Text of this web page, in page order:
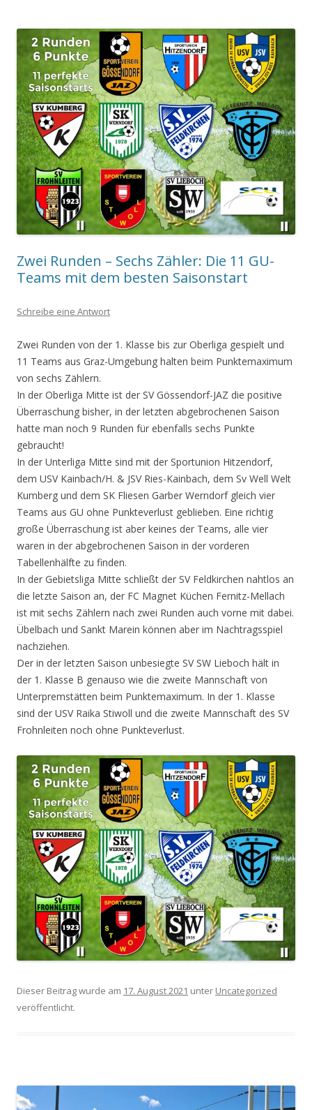
Zwei Runden – Sechs Zähler: Die 11 GU-
Teams mit dem besten Saisonstart
Schreibe eine Antwort
Zwei Runden von der 1. Klasse bis zur Oberliga gespielt und
11 Teams aus Graz-Umgebung halten beim Punktemaximum
von sechs Zählern.
In der Oberliga Mitte ist der SV Gössendorf-JAZ die positive
Überraschung bisher, in der letzten abgebrochenen Saison
hatte man noch 9 Runden für ebenfalls sechs Punkte
gebraucht!
In der Unterliga Mitte sind mit der Sportunion Hitzendorf,
dem USV Kainbach/H. & JSV Ries-Kainbach, dem Sv Well Welt
Kumberg und dem SK Fliesen Garber Werndorf gleich vier
Teams aus GU ohne Punkteverlust geblieben. Eine richtig
große Überraschung ist aber keines der Teams, alle vier
waren in der abgebrochenen Saison in der vorderen
Tabellenhälfte zu finden.
In der Gebietsliga Mitte schließt der SV Feldkirchen nahtlos an
die letzte Saison an, der FC Magnet Küchen Fernitz-Mellach
ist mit sechs Zählern nach zwei Runden auch vorne mit dabei.
Übelbach und Sankt Marein können aber im Nachtragsspiel
nachziehen.
Der in der letzten Saison unbesiegte SV SW Lieboch hält in
der 1. Klasse B genauso wie die zweite Mannschaft von
Unterpremstätten beim Punktemaximum. In der 1. Klasse
sind der USV Raika Stiwoll und die zweite Mannschaft des SV
Frohnleiten noch ohne Punkteverlust.
Dieser Beitrag wurde am 17. August 2021 unter Uncategorized
veröffentlicht.